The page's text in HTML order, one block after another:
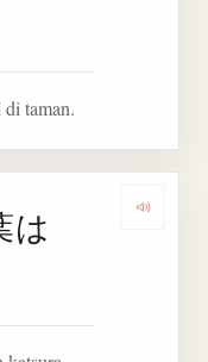
di taman.
は